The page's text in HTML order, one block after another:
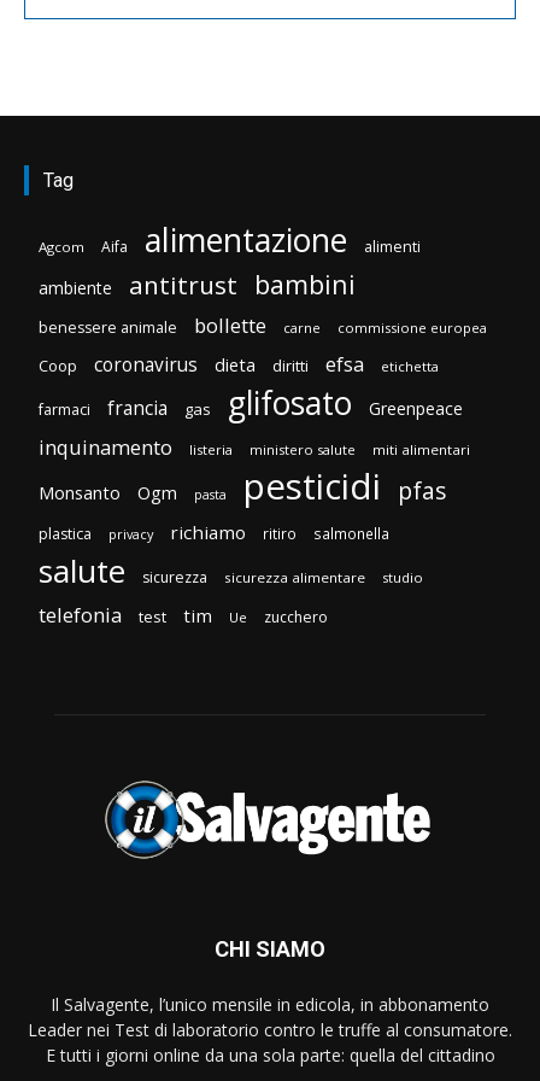
Tag
Agcom Aifa alimentazione alimenti
ambiente antitrust bambini
benessere animale bollette carne commissione europea
Coop coronavirus dieta diritti efsa etichetta
farmaci francia gas glifosato Greenpeace
inquinamento listeria ministero salute miti alimentari
Monsanto Ogm pasta pesticidi pfas
plastica privacy richiamo ritiro salmonella
salute sicurezza sicurezza alimentare studio
telefonia test tim Ue zucchero
CHI SIAMO
Il Salvagente, l’unico mensile in edicola, in abbonamento
Leader nei Test di laboratorio contro le truffe al consumatore.
E tutti i giorni online da una sola parte: quella del cittadino